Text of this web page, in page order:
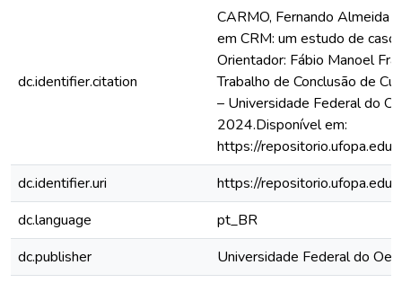
dc.identifier.citation
CARMO, Fernando Almeida
em CRM: um estudo de
Orientador: Fábio Manoel
Trabalho de Conclusão de
– Universidade Federal do
2024.Disponível em:
https://
dc.identifier.uri
https://
dc.language
pt_BR
dc.publisher
Universidade Federal do